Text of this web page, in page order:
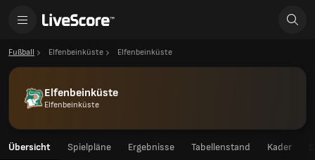
Fußball Elfenbeinküste Elfenbeinküste
Elfenbeinküste
Elfenbeinküste
Übersicht Spielpläne Ergebnisse Tabellenstand Kader